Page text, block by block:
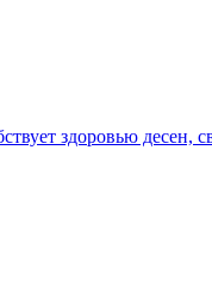
здоровью